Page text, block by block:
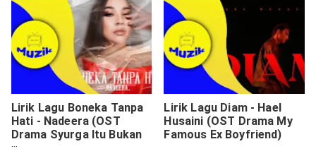
Lirik Lagu Boneka Tanpa
Hati - Nadeera (OST
Drama Syurga Itu Bukan
Mudah)
Lirik Lagu Diam - Hael
Husaini (OST Drama My
Famous Ex Boyfriend)